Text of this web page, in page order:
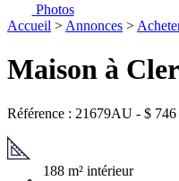
Photos
Accueil > Annonces >
Maison à
Référence : 21679AU - $
188 m² intérieur